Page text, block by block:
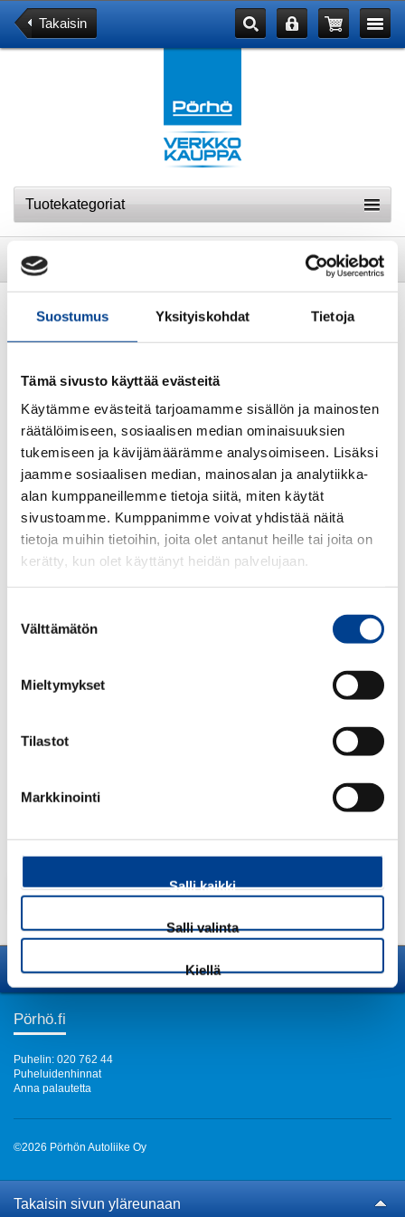
Suostumus Yksityiskohdat Tietoja
Tämä sivusto käyttää evästeitä
Käytämme evästeitä tarjoamamme sisällön ja mainosten
räätälöimiseen, sosiaalisen median ominaisuuksien
tukemiseen ja kävijämäärämme analysoimiseen. Lisäksi
jaamme sosiaalisen median, mainosalan ja analytiikka-
alan kumppaneillemme tietoja siitä, miten käytät
sivustoamme. Kumppanimme voivat yhdistää näitä
tietoja muihin tietoihin, joita olet antanut heille tai joita on
kerätty, kun olet käyttänyt heidän palvelujaan.
valinta
Välttämätön
Mieltymykset
Tilastot
Markkinointi
Salli kaikki
Salli valinta
Kiellä
Takaisin
Tuotekategoriat
Tuote
RAIDETANKON SISÄPÄÄ
Lisää tuote ostoskoriin
Avaa sivuvalikko
Pörhö.fi
Puhelin: 020 762 44
Puheluidenhinnat
Anna palautetta
©2026 Pörhön Autoliike Oy
Takaisin sivun yläreunaan